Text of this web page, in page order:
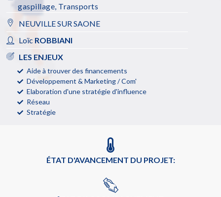
gaspillage, Transports
NEUVILLE SUR SAONE
Loïc ROBBIANI
LES ENJEUX
Aide à trouver des financements
Développement & Marketing / Com'
Elaboration d'une stratégie d'influence
Réseau
Stratégie
ÉTAT D'AVANCEMENT DU PROJET: